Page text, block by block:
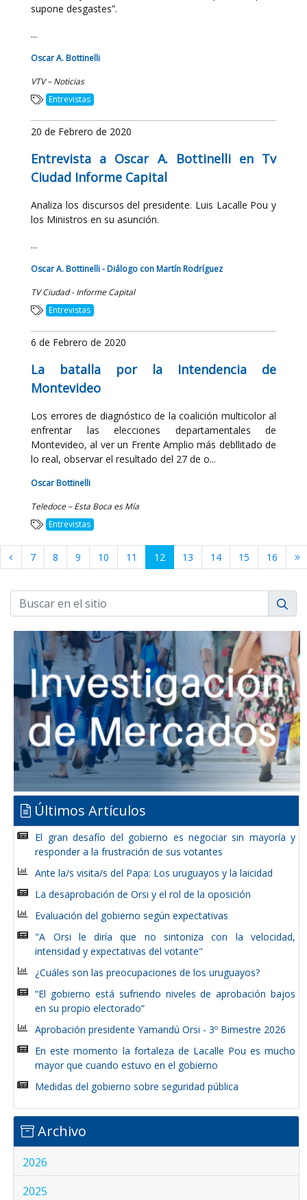
supone desgastes”.
...
Oscar A. Bottinelli
VTV – Noticias
Entrevistas
20 de Febrero de 2020
Entrevista a Oscar A. Bottinelli en Tv
Ciudad Informe Capital
Analiza los discursos del presidente. Luis Lacalle Pou y
los Ministros en su asunción.
...
Oscar A. Bottinelli - Diálogo con Martín Rodríguez
TV Ciudad - Informe Capital
Entrevistas
6 de Febrero de 2020
La batalla por la Intendencia de
Montevideo
Los errores de diagnóstico de la coalición multicolor al
enfrentar las elecciones departamentales de
Montevideo, al ver un Frente Amplio más debllitado de
lo real, observar el resultado del 27 de o...
Oscar Bottinelli
Teledoce – Esta Boca es Mía
Entrevistas
7 8 9 10 11 12 13 14 15 16
Últimos Artículos
El gran desafío del gobierno es negociar sin mayoría y
responder a la frustración de sus votantes
Ante la/s visita/s del Papa: Los uruguayos y la laicidad
La desaprobación de Orsi y el rol de la oposición
Evaluación del gobierno según expectativas
"A Orsi le diría que no sintoniza con la velocidad,
intensidad y expectativas del votante"
¿Cuáles son las preocupaciones de los uruguayos?
“El gobierno está sufriendo niveles de aprobación bajos
en su propio electorado”
Aprobación presidente Yamandú Orsi - 3º Bimestre 2026
En este momento la fortaleza de Lacalle Pou es mucho
mayor que cuando estuvo en el gobierno
Medidas del gobierno sobre seguridad pública
Archivo
2026
2025